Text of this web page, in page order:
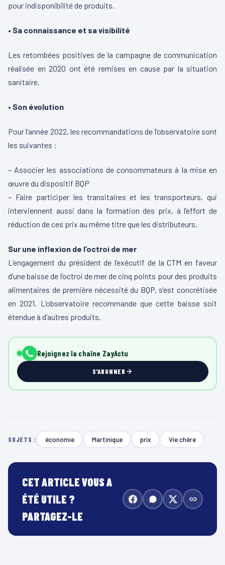
pour indisponibilité de produits.
• Sa connaissance et sa visibilité
Les retombées positives de la campagne de communication
réalisée en 2020 ont été remises en cause par la situation
sanitaire.
• Son évolution
Pour l’année 2022, les recommandations de l’observatoire sont
les suivantes :
– Associer les associations de consommateurs à la mise en
œuvre du dispositif BQP
– Faire participer les transitaires et les transporteurs, qui
interviennent aussi dans la formation des prix, à l’effort de
réduction de ces prix au même titre que les distributeurs.
Sur une inflexion de l’octroi de mer
L’engagement du président de l’exécutif de la CTM en faveur
d’une baisse de l’octroi de mer de cinq points pour des produits
alimentaires de première nécessité du BQP, s’est concrétisée
en 2021. L’observatoire recommande que cette baisse soit
étendue à d’autres produits.
Rejoignez la chaîne ZayActu
S'ABONNER
SUJETS : économie Martinique prix Vie chère
CET ARTICLE VOUS A
ÉTÉ UTILE ?
PARTAGEZ-LE